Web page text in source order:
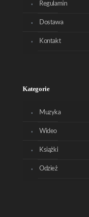
Regulamin
Dostawa
Kontakt
Kategorie
Muzyka
Wideo
Książki
Odzież